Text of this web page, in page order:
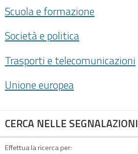
Scuola e formazione
Società e politica
Trasporti e telecomunicazioni
Unione europea
CERCA NELLE SEGNALAZIONI
Effettua la ricerca per: